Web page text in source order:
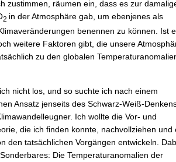
zustimmen, räumen ein, dass es zur
2 in der Atmosphäre gab, um ebenjenes als
benennen zu können. Ist
weitere Faktoren gibt, die unsere
zu den globalen
nicht los, und so suchte ich nach einem
Ansatz jenseits des Schwarz-Weiß-
Ich wollte die Vor- und
die ich finden konnte, nachvollziehen und
den tatsächlichen Vorgängen entwickeln.
Die Temperaturanomalien der